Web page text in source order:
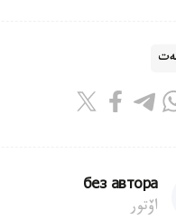
без автора
اۆتور